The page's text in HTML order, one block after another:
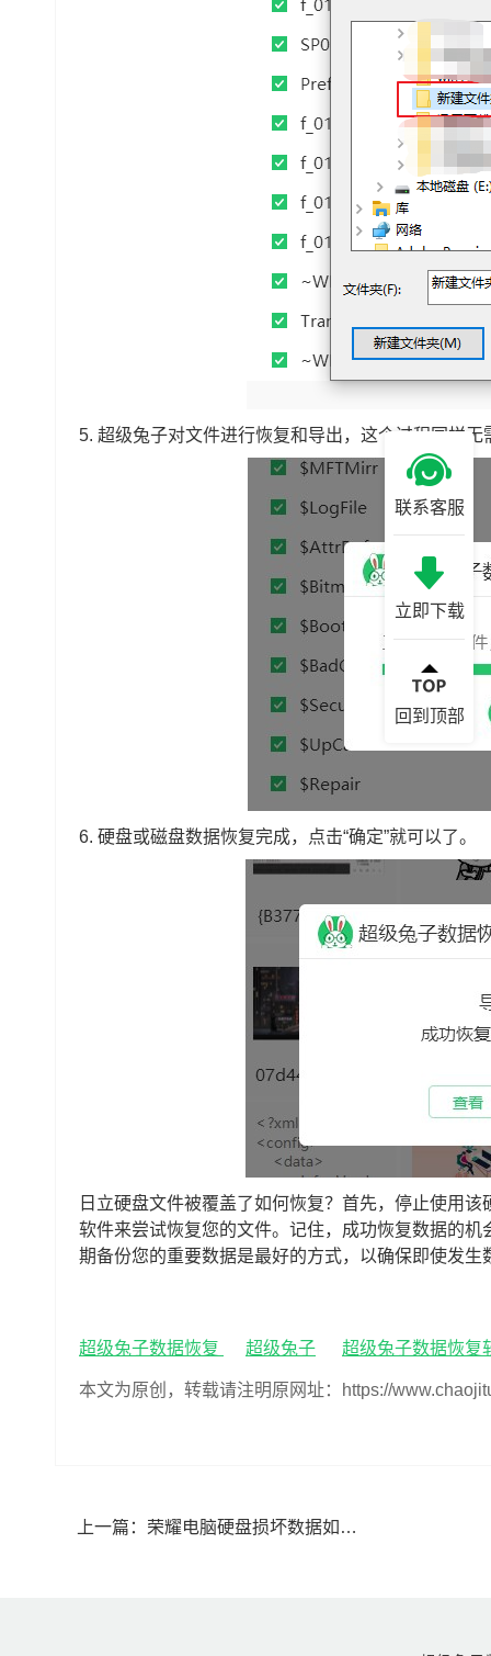
5. 超级兔子对文件进行恢复和导出，这个过程同样无
6. 硬盘或磁盘数据恢复完成，点击“确定”就可以了。
日立硬盘文件被覆盖了如何恢复？首先，停止使用
软件来尝试恢复您的文件。记住，成功恢复数据的
期备份您的重要数据是最好的方式，以确保即使发
超级兔子数据恢复 超级兔子 超级兔子数据恢复
本文为原创，转载请注明原网址：https://
上一篇： 荣耀电脑硬盘损坏数据如何恢复,荣耀电脑硬盘损坏数据恢复方法
联系客服
立即下载
回到顶部